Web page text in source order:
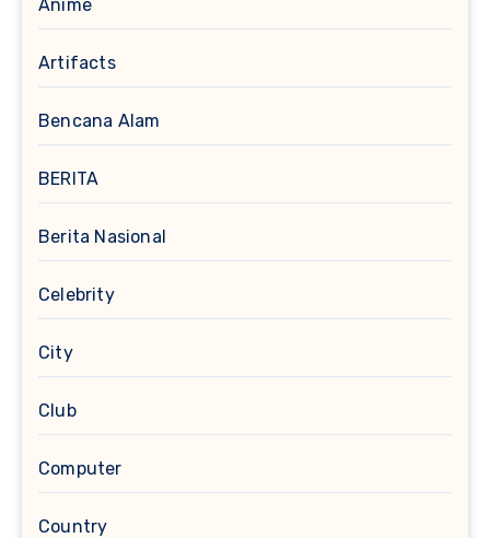
Anime
Artifacts
Bencana Alam
BERITA
Berita Nasional
Celebrity
City
Club
Computer
Country